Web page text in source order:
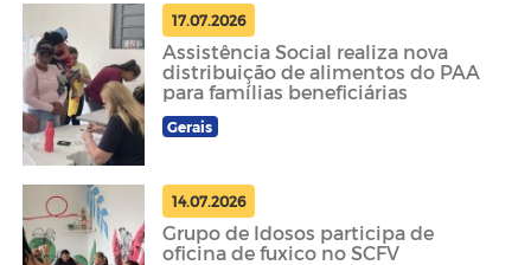
17.07.2026
Assistência Social realiza nova
distribuição de alimentos do PAA
para famílias beneficiárias
Gerais
14.07.2026
Grupo de Idosos participa de
oficina de fuxico no SCFV